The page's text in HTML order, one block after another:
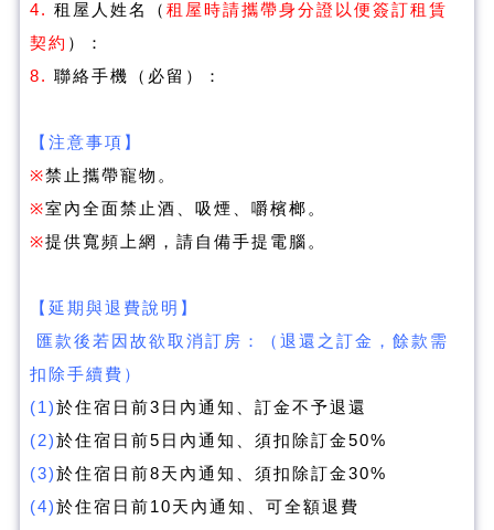
4. 租屋人姓名（ 租屋時請攜帶身分證以便簽訂租賃
契約 ）：
8. 聯絡手機（必留）：
【注意事項】
※禁止攜帶寵物。
※室內全面禁止酒、吸煙、嚼檳榔。
※提供寬頻上網，請自備手提電腦。
【延期與退費說明】
匯款後若因故欲取消訂房：（退還之訂金，餘款需
扣除手續費）
(1)於住宿日前3日內通知、訂金不予退還
(2)於住宿日前5日內通知、須扣除訂金50%
(3)於住宿日前8天內通知、須扣除訂金30%
(4)於住宿日前10天內通知、可全額退費